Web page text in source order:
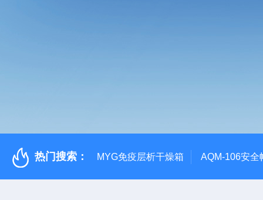
热门搜索： MYG免疫层析干燥箱 AQM-106安全